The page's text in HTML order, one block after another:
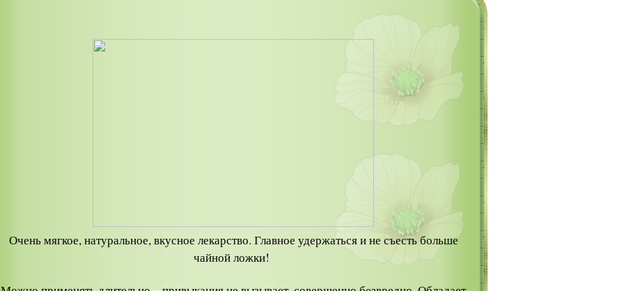
Очень мягкое, натуральное, вкусное лекарство. Главное удержаться и не съесть больше
чайной ложки!